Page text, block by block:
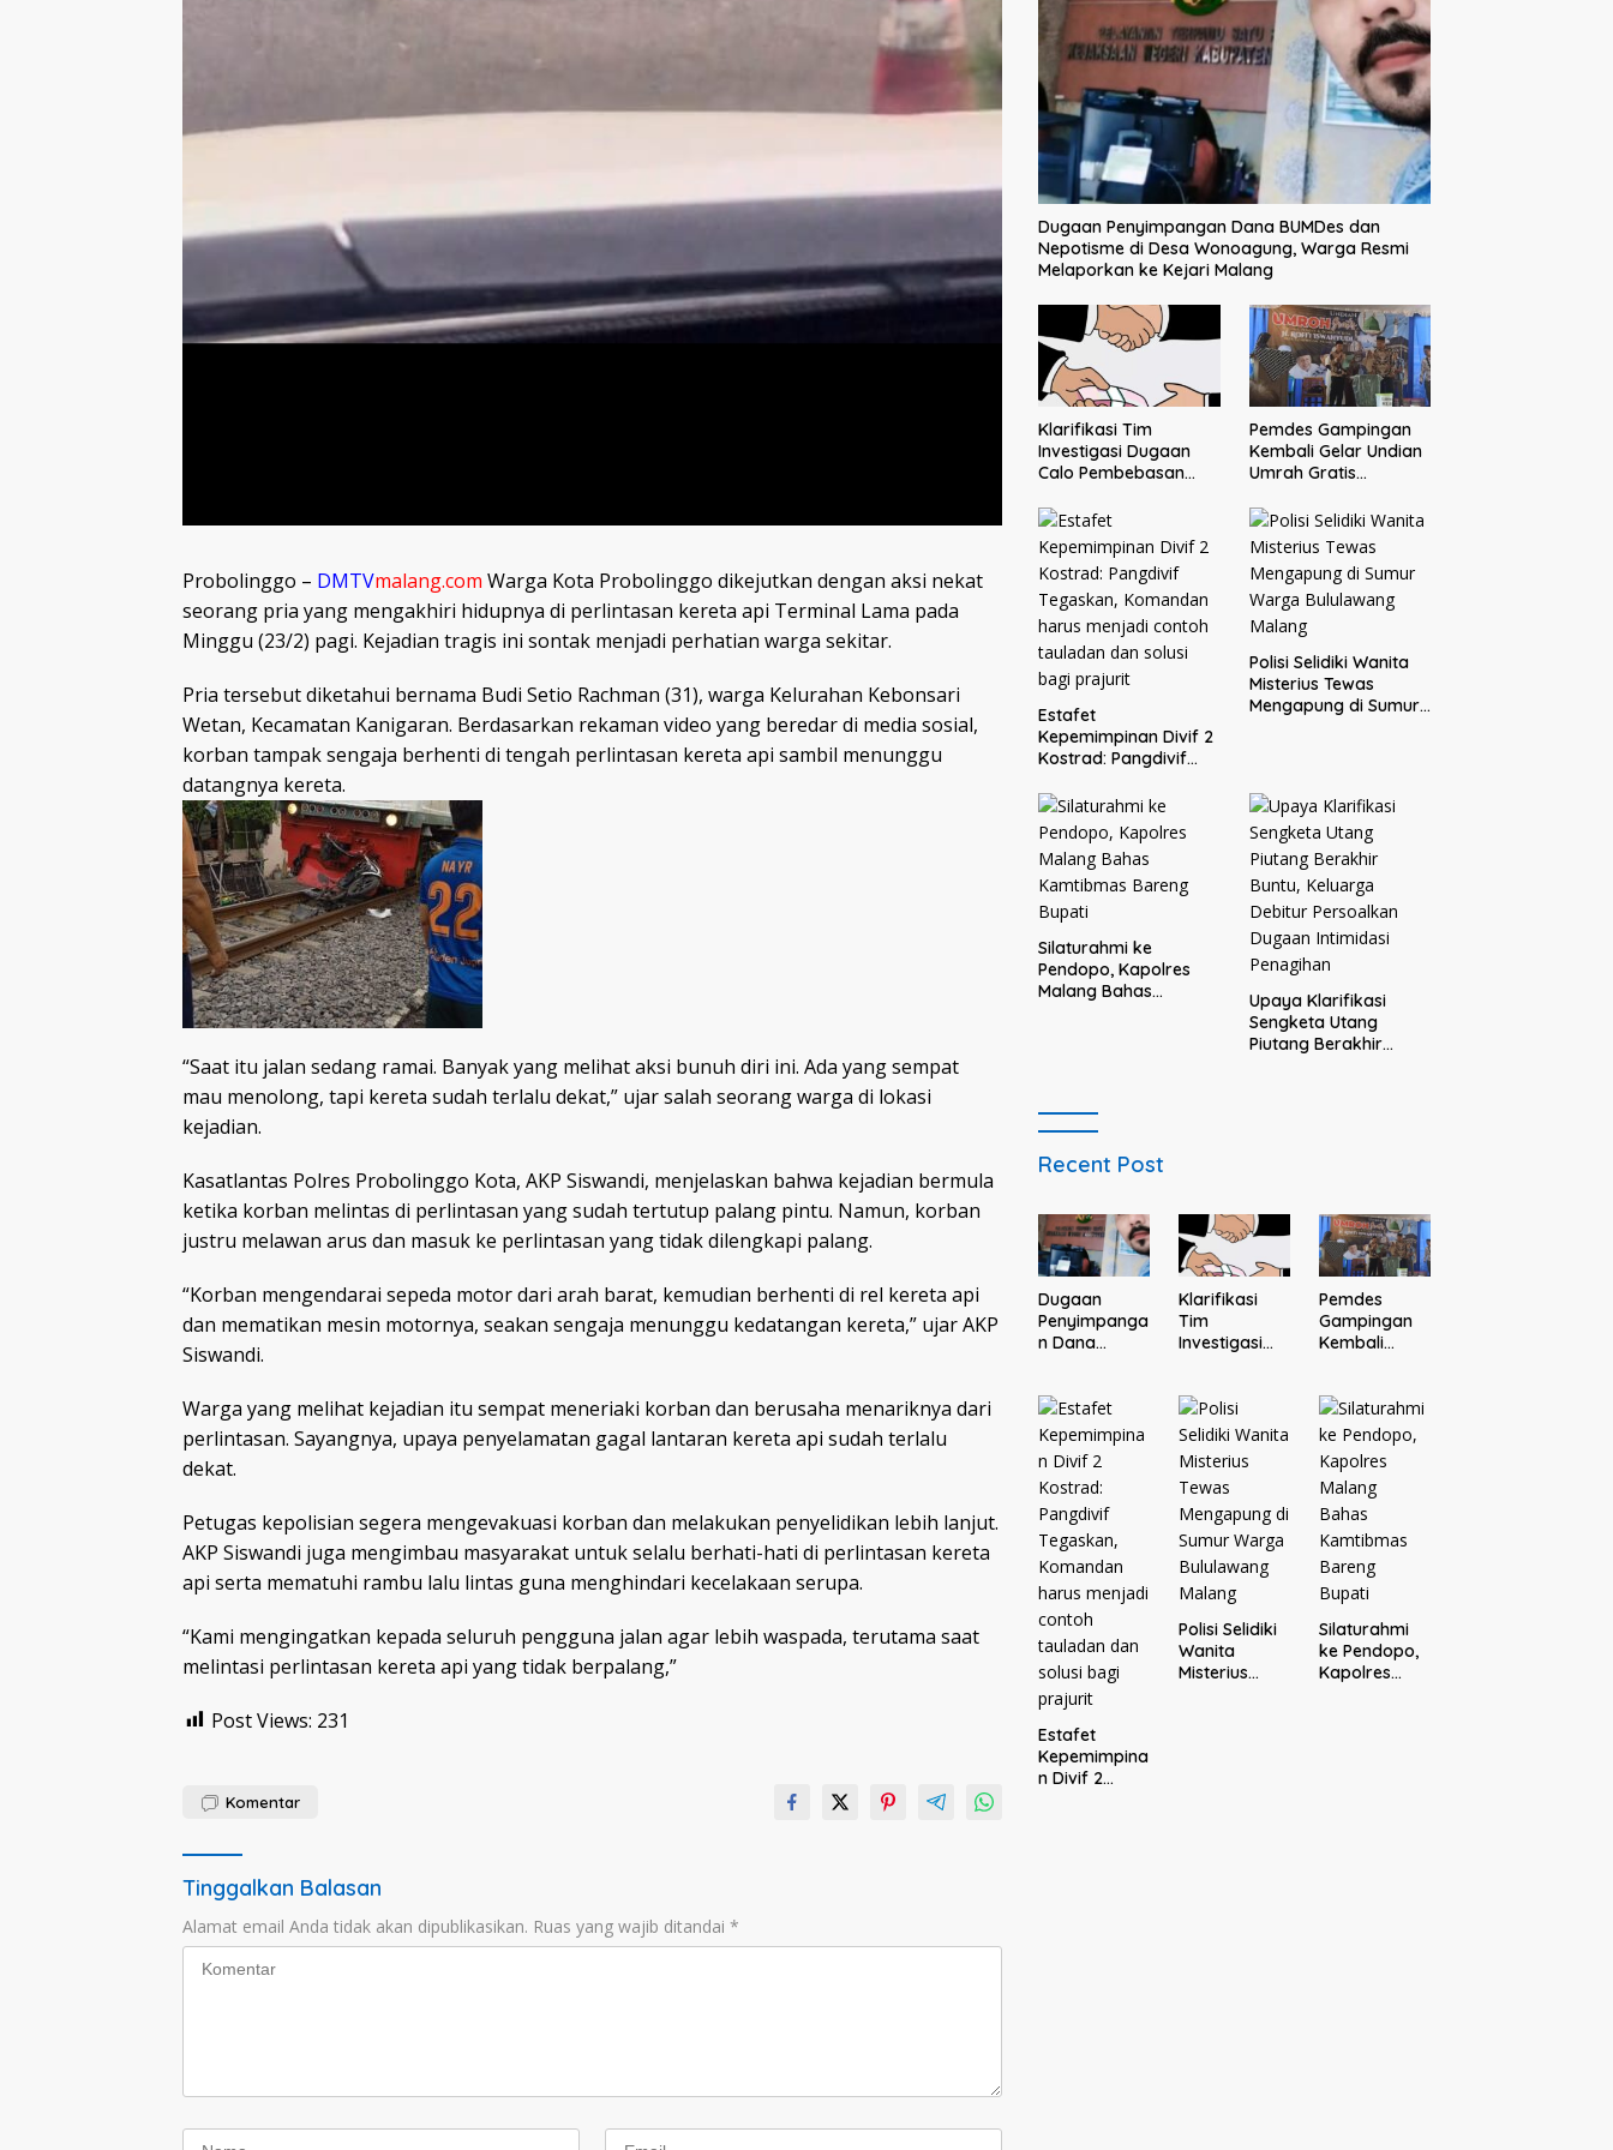
Probolinggo – DMTVmalang.com Warga Kota Probolinggo dikejutkan dengan aksi nekat
seorang pria yang mengakhiri hidupnya di perlintasan kereta api Terminal Lama pada
Minggu (23/2) pagi. Kejadian tragis ini sontak menjadi perhatian warga sekitar.
Pria tersebut diketahui bernama Budi Setio Rachman (31), warga Kelurahan Kebonsari
Wetan, Kecamatan Kanigaran. Berdasarkan rekaman video yang beredar di media sosial,
korban tampak sengaja berhenti di tengah perlintasan kereta api sambil menunggu
datangnya kereta.
“Saat itu jalan sedang ramai. Banyak yang melihat aksi bunuh diri ini. Ada yang sempat
mau menolong, tapi kereta sudah terlalu dekat,” ujar salah seorang warga di lokasi
kejadian.
Kasatlantas Polres Probolinggo Kota, AKP Siswandi, menjelaskan bahwa kejadian bermula
ketika korban melintas di perlintasan yang sudah tertutup palang pintu. Namun, korban
justru melawan arus dan masuk ke perlintasan yang tidak dilengkapi palang.
“Korban mengendarai sepeda motor dari arah barat, kemudian berhenti di rel kereta api
dan mematikan mesin motornya, seakan sengaja menunggu kedatangan kereta,” ujar AKP
Siswandi.
Warga yang melihat kejadian itu sempat meneriaki korban dan berusaha menariknya dari
perlintasan. Sayangnya, upaya penyelamatan gagal lantaran kereta api sudah terlalu
dekat.
Petugas kepolisian segera mengevakuasi korban dan melakukan penyelidikan lebih lanjut.
AKP Siswandi juga mengimbau masyarakat untuk selalu berhati-hati di perlintasan kereta
api serta mematuhi rambu lalu lintas guna menghindari kecelakaan serupa.
“Kami mengingatkan kepada seluruh pengguna jalan agar lebih waspada, terutama saat
melintasi perlintasan kereta api yang tidak berpalang,”
Post Views: 231
Komentar
Tinggalkan Balasan
Alamat email Anda tidak akan dipublikasikan. Ruas yang wajib ditandai *
Dugaan Penyimpangan Dana BUMDes dan
Nepotisme di Desa Wonoagung, Warga Resmi
Melaporkan ke Kejari Malang
Klarifikasi Tim
Investigasi Dugaan
Calo Pembebasan
Membuahkan Hasil
Pemdes Gampingan
Kembali Gelar Undian
Umrah Gratis
Rofi’i Iswahyudi,
Wujud Apresiasi bagi
Pejuang Sosial
Estafet
Kepemimpinan Divif 2
Kostrad: Pangdivif
harus menjadi contoh
tauladan dan solusi
bagi prajurit
Polisi Selidiki Wanita
Misterius Tewas
Mengapung di Sumur
Silaturahmi ke
Pendopo, Kapolres
Malang Bahas
Upaya Klarifikasi
Sengketa Utang
Piutang Berakhir
Recent Post
Dugaan
Penyimpanga
n Dana
Desa
Wonoagung,
Warga Resmi
Melaporkan
ke Kejari
Malang
Klarifikasi
Tim
Investigasi
Tersangka
Tak
Membuahkan
Hasil
Pemdes
Gampingan
Kembali
Bersama
Donatur H.
Rofi’i
Iswahyudi,
Wujud
Apresiasi
bagi Pejuang
Sosial
Estafet
Kepemimpina
n Divif 2
Polisi Selidiki
Wanita
Misterius
Silaturahmi
ke Pendopo,
Kapolres